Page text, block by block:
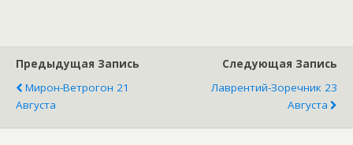
Предыдущая Запись
Мирон-Ветрогон 21
Августа
Следующая Запись
Лаврентий-Зоречник 23
Августа